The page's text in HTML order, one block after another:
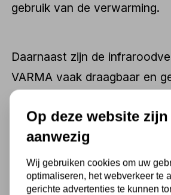
gebruik van de verwarming.
Daarnaast zijn de
VARMA vaak draagbaar en
installeren. Ze kunnen
verschillende omgevingen,
kantoren, werkplaatsen,
buitengebieden.
Op deze website
aanwezig
Wij gebruiken cookies om uw
optimaliseren, het webverkeer te
gerichte advertenties te kunnen